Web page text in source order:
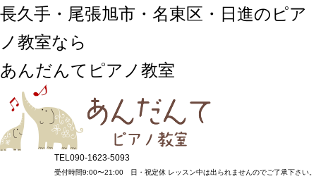
長久手・尾張旭市・名東区・日進のピア
ノ教室なら
あんだんてピアノ教室
TEL090-1623-5093
受付時間9:00〜21:00 日・祝定休 レッスン中は出られませんのでご了承下さい。